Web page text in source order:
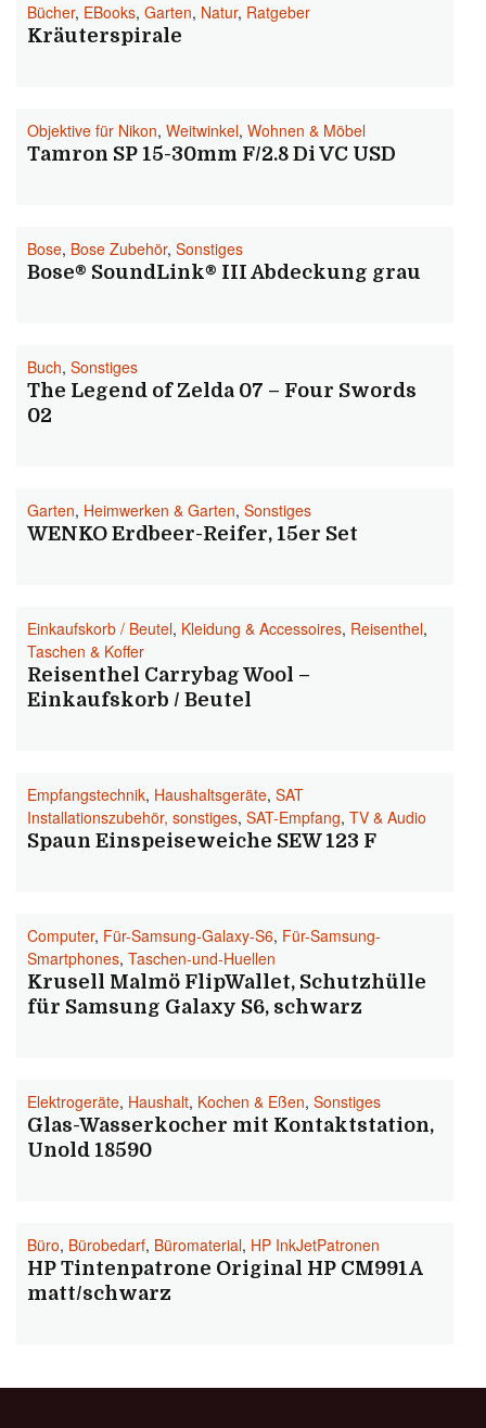
Bücher, EBooks, Garten, Natur, Ratgeber
Kräuterspirale
Objektive für Nikon, Weitwinkel, Wohnen & Möbel
Tamron SP 15-30mm F/2.8 Di VC USD
Bose, Bose Zubehör, Sonstiges
Bose® SoundLink® III Abdeckung grau
Buch, Sonstiges
The Legend of Zelda 07 – Four Swords
02
Garten, Heimwerken & Garten, Sonstiges
WENKO Erdbeer-Reifer, 15er Set
Einkaufskorb / Beutel, Kleidung & Accessoires, Reisenthel,
Taschen & Koffer
Reisenthel Carrybag Wool –
Einkaufskorb / Beutel
Empfangstechnik, Haushaltsgeräte, SAT
Installationszubehör, sonstiges, SAT-Empfang, TV & Audio
Spaun Einspeiseweiche SEW 123 F
Computer, Für-Samsung-Galaxy-S6, Für-Samsung-
Smartphones, Taschen-und-Huellen
Krusell Malmö FlipWallet, Schutzhülle
für Samsung Galaxy S6, schwarz
Elektrogeräte, Haushalt, Kochen & Eßen, Sonstiges
Glas-Wasserkocher mit Kontaktstation,
Unold 18590
Büro, Bürobedarf, Büromaterial, HP InkJetPatronen
HP Tintenpatrone Original HP CM991A
matt/schwarz